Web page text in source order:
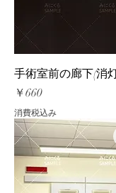
手術室前の廊下(消
価格
￥660
消費税込み